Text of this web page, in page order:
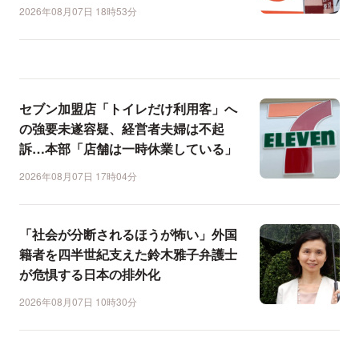
2026年08月07日 18時53分
セブン加盟店「トイレだけ利用客」へ
の強要未遂容疑、経営者夫婦は不起
訴…本部「店舗は一時休業している」
2026年08月07日 17時04分
「社会が分断されるほうが怖い」外国
籍者を四半世紀支えた鈴木雅子弁護士
が危惧する日本の排外化
2026年08月07日 10時30分